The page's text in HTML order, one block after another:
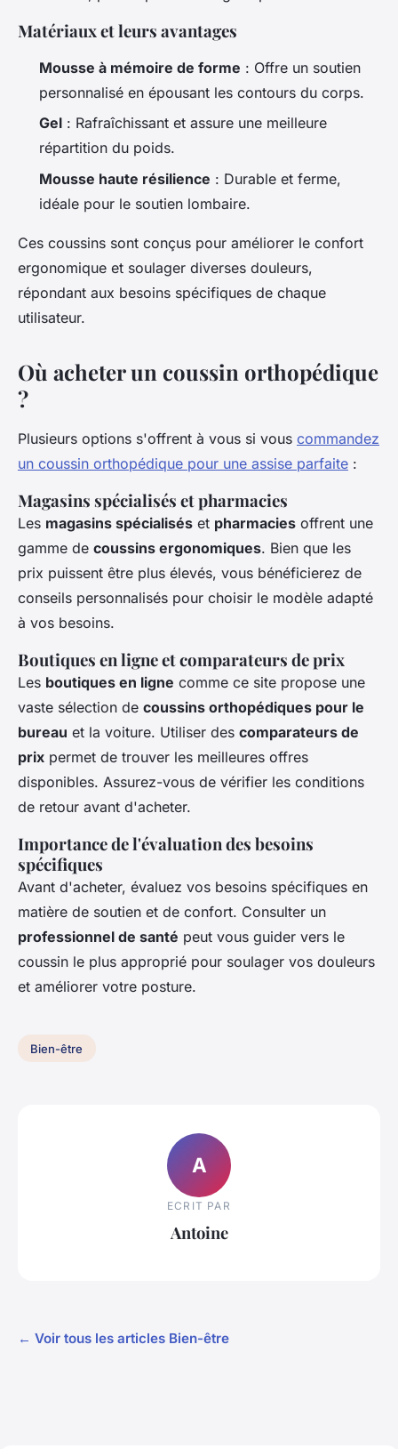
Matériaux et leurs avantages
Mousse à mémoire de forme : Offre un soutien
personnalisé en épousant les contours du corps.
Gel : Rafraîchissant et assure une meilleure
répartition du poids.
Mousse haute résilience : Durable et ferme,
idéale pour le soutien lombaire.
Ces coussins sont conçus pour améliorer le confort
ergonomique et soulager diverses douleurs,
répondant aux besoins spécifiques de chaque
utilisateur.
Où acheter un coussin orthopédique
?
Plusieurs options s'offrent à vous si vous commandez
un coussin orthopédique pour une assise parfaite :
Magasins spécialisés et pharmacies
Les magasins spécialisés et pharmacies offrent une
gamme de coussins ergonomiques. Bien que les
prix puissent être plus élevés, vous bénéficierez de
conseils personnalisés pour choisir le modèle adapté
à vos besoins.
Boutiques en ligne et comparateurs de prix
Les boutiques en ligne comme ce site propose une
vaste sélection de coussins orthopédiques pour le
bureau et la voiture. Utiliser des comparateurs de
prix permet de trouver les meilleures offres
disponibles. Assurez-vous de vérifier les conditions
de retour avant d'acheter.
Importance de l'évaluation des besoins
spécifiques
Avant d'acheter, évaluez vos besoins spécifiques en
matière de soutien et de confort. Consulter un
professionnel de santé peut vous guider vers le
coussin le plus approprié pour soulager vos douleurs
et améliorer votre posture.
Bien-être
A
ECRIT PAR
Antoine
← Voir tous les articles Bien-être